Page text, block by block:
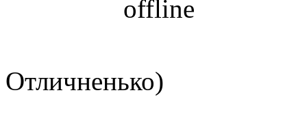
Отличненько)